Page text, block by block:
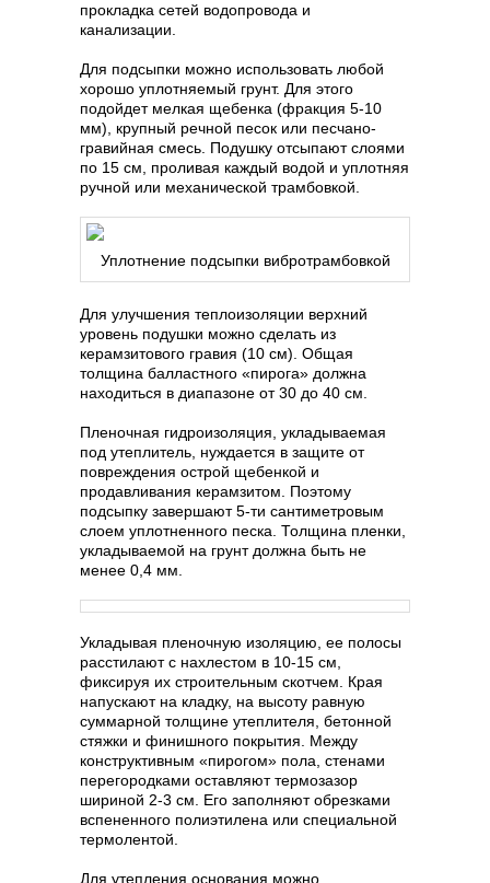
прокладка сетей водопровода и
канализации.
Для подсыпки можно использовать любой
хорошо уплотняемый грунт. Для этого
подойдет мелкая щебенка (фракция 5-10
мм), крупный речной песок или песчано-
гравийная смесь. Подушку отсыпают слоями
по 15 см, проливая каждый водой и уплотняя
ручной или механической трамбовкой.
Уплотнение подсыпки вибротрамбовкой
Для улучшения теплоизоляции верхний
уровень подушки можно сделать из
керамзитового гравия (10 см). Общая
толщина балластного «пирога» должна
находиться в диапазоне от 30 до 40 см.
Пленочная гидроизоляция, укладываемая
под утеплитель, нуждается в защите от
повреждения острой щебенкой и
продавливания керамзитом. Поэтому
подсыпку завершают 5-ти сантиметровым
слоем уплотненного песка. Толщина пленки,
укладываемой на грунт должна быть не
менее 0,4 мм.
Укладывая пленочную изоляцию, ее полосы
расстилают с нахлестом в 10-15 см,
фиксируя их строительным скотчем. Края
напускают на кладку, на высоту равную
суммарной толщине утеплителя, бетонной
стяжки и финишного покрытия. Между
конструктивным «пирогом» пола, стенами
перегородками оставляют термозазор
шириной 2-3 см. Его заполняют обрезками
вспененного полиэтилена или специальной
термолентой.
Для утепления основания можно